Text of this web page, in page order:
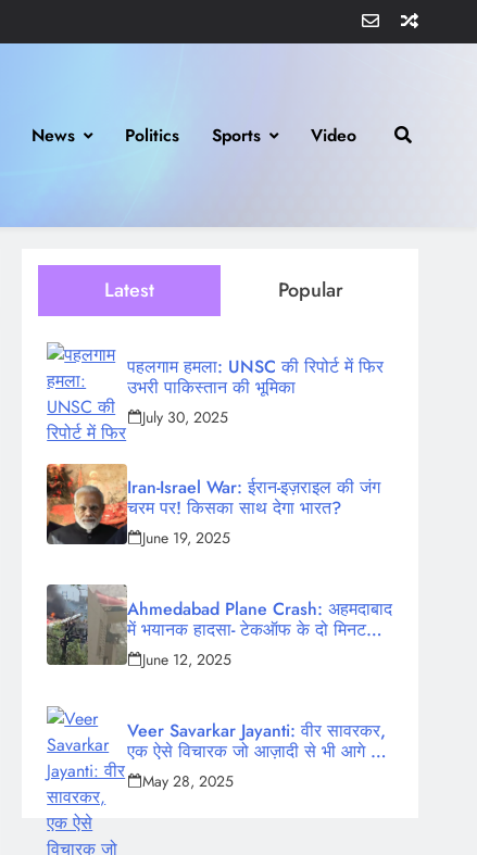
News Politics Sports Video
Latest Popular
पहलगाम हमला: UNSC की रिपोर्ट में फिर
उभरी पाकिस्तान की भूमिका
July 30, 2025
Iran-Israel War: ईरान-इज़राइल की जंग
चरम पर! किसका साथ देगा भारत?
June 19, 2025
Ahmedabad Plane Crash: अहमदाबाद
में भयानक हादसा- टेकऑफ के दो मिनट
बाद क्रैश हुआ एयर इंडिया का विमान,
242 लोग थे सवार
June 12, 2025
Veer Savarkar Jayanti: वीर सावरकर,
एक ऐसे विचारक जो आज़ादी से भी आगे की
सोचते थे
May 28, 2025